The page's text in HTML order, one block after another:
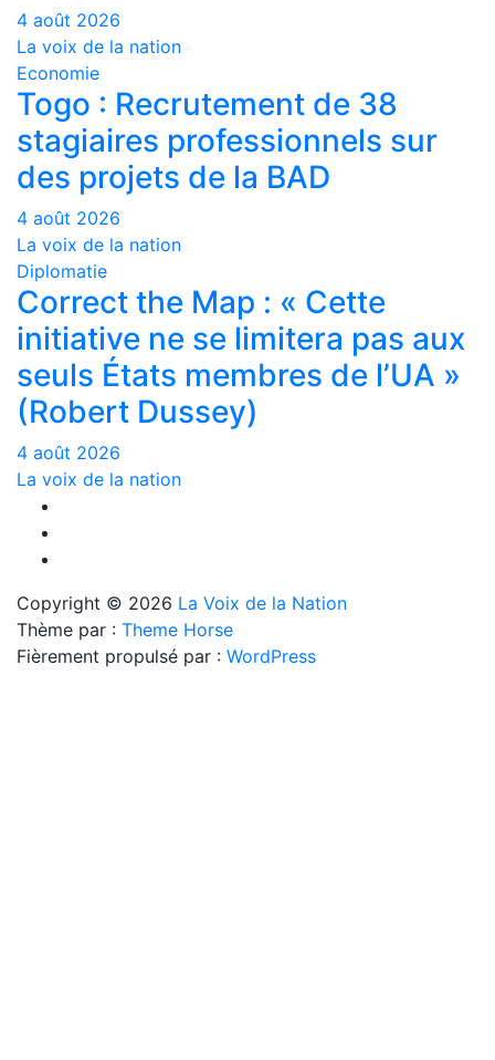
4 août 2026
La voix de la nation
Economie
Togo : Recrutement de 38
stagiaires professionnels sur
des projets de la BAD
4 août 2026
La voix de la nation
Diplomatie
Correct the Map : « Cette
initiative ne se limitera pas aux
seuls États membres de l’UA »
(Robert Dussey)
4 août 2026
La voix de la nation
Copyright © 2026 La Voix de la Nation
Thème par : Theme Horse
Fièrement propulsé par : WordPress